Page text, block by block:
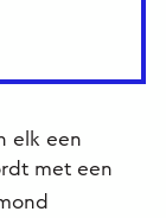
elk een
met een